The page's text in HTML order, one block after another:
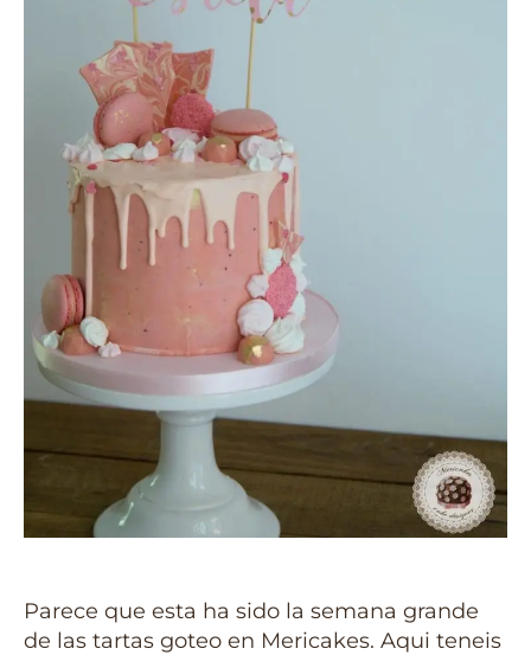
Parece que esta ha sido la semana grande
de las tartas goteo en Mericakes. Aqui teneis